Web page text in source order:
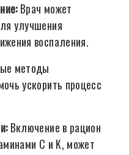
Врач может
улучшения
воспаления.
методы
ускорить процесс
Включение в рацион
C и K, может